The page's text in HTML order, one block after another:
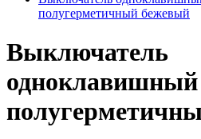
полугерметичный бежевый
Выключатель
одноклавишный